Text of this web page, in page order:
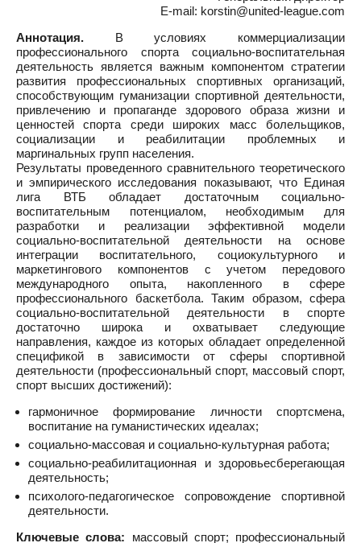
E-mail: korstin@united-league.com
Аннотация. В условиях коммерциализации
профессионального спорта социально-воспитательная
деятельность является важным компонентом стратегии
развития профессиональных спортивных организаций,
способствующим гуманизации спортивной деятельности,
привлечению и пропаганде здорового образа жизни и
ценностей спорта среди широких масс болельщиков,
социализации и реабилитации проблемных и
маргинальных групп населения.
Результаты проведенного сравнительного теоретического
и эмпирического исследования показывают, что Единая
лига ВТБ обладает достаточным социально-
воспитательным потенциалом, необходимым для
разработки и реализации эффективной модели
социально-воспитательной деятельности на основе
интеграции воспитательного, социокультурного и
маркетингового компонентов с учетом передового
международного опыта, накопленного в сфере
профессионального баскетбола. Таким образом, сфера
социально-воспитательной деятельности в спорте
достаточно широка и охватывает следующие
направления, каждое из которых обладает определенной
спецификой в зависимости от сферы спортивной
деятельности (профессиональный спорт, массовый спорт,
спорт высших достижений):
гармоничное формирование личности спортсмена,
воспитание на гуманистических идеалах;
социально-массовая и социально-культурная работа;
социально-реабилитационная и здоровьесберегающая
деятельность;
психолого-педагогическое сопровождение спортивной
деятельности.
Ключевые слова: массовый спорт; профессиональный